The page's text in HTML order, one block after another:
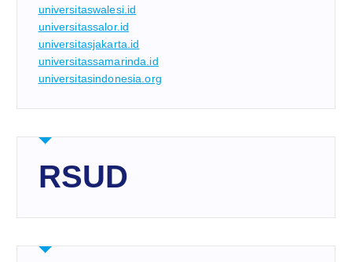
universitaswalesi.id
universitassalor.id
universitasjakarta.id
universitassamarinda.id
universitasindonesia.org
RSUD